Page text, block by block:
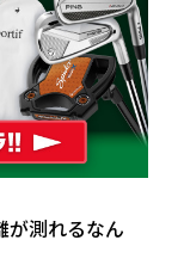
が測れるなん